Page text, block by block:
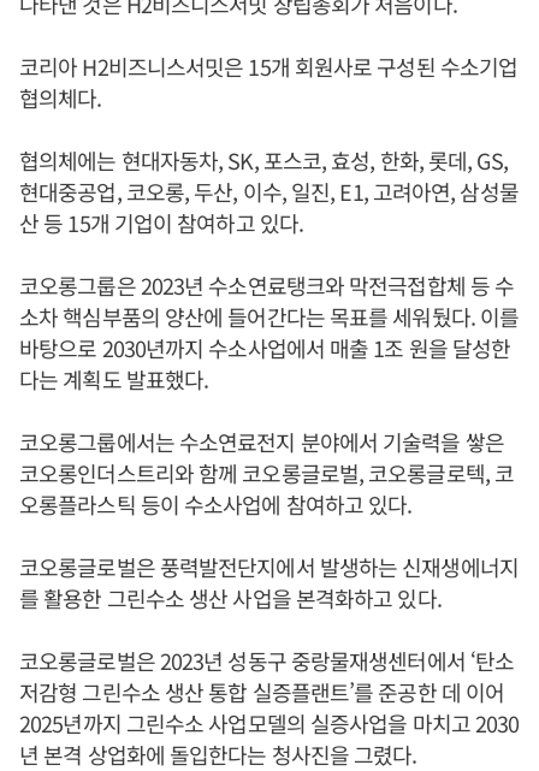
코리아 H2비즈니스서밋은 15개 회원사로 구성된 수소기업
협의체다.
협의체에는 현대자동차, SK, 포스코, 효성, 한화, 롯데, GS,
현대중공업, 코오롱, 두산, 이수, 일진, E1, 고려아연, 삼성물
산 등 15개 기업이 참여하고 있다.
코오롱그룹은 2023년 수소연료탱크와 막전극접합체 등 수
소차 핵심부품의 양산에 들어간다는 목표를 세워뒀다. 이를
바탕으로 2030년까지 수소사업에서 매출 1조 원을 달성한
다는 계획도 발표했다.
코오롱그룹에서는 수소연료전지 분야에서 기술력을 쌓은
코오롱인더스트리와 함께 코오롱글로벌, 코오롱글로텍, 코
오롱플라스틱 등이 수소사업에 참여하고 있다.
코오롱글로벌은 풍력발전단지에서 발생하는 신재생에너지
를 활용한 그린수소 생산 사업을 본격화하고 있다.
코오롱글로벌은 2023년 성동구 중랑물재생센터에서 ‘탄소
저감형 그린수소 생산 통합 실증플랜트’를 준공한 데 이어
2025년까지 그린수소 사업모델의 실증사업을 마치고 2030
년 본격 상업화에 돌입한다는 청사진을 그렸다.